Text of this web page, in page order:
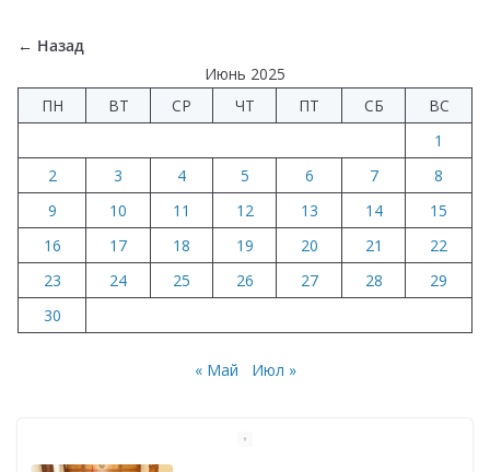
o
k p и
т
ь
← Назад
Июнь 2025
ПН
ВТ СР ЧТ ПТ СБ
ВС
1
2
3 4 5 6 7
8
9
10 11 12 13 14
15
16
17 18 19 20 21
22
23
24 25 26 27 28
29
30
« Май Июл »